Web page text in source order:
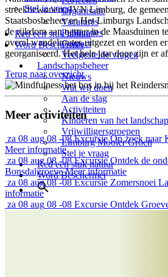
Stel je vraag
Red een stuk natuur
Word Beschermer
Organisatie
Vacatures
Publicaties
Contact
Veelgestelde vragen
Landschapsbeheer
Nieuws
Wat wij doen
Aan de slag
Activiteiten
Kinderen van het landschap
Vrijwilligersgroepen
Limburg Mooier Groen
Stel je vraag
Red een stuk natuur
Word Beschermer
streekbewoners, IVN Limburg, de
Staatsbosbeheer en Het Limburgs
de rijkdom aan natuur in de Maasduinen
overal wandelroutes uitgezet en worden
georganiseerd. Het hele jaar door zijn er
Terug naar overzicht
Meer activiteiten
za 08 aug 08 -08 ExcursieOp zoek naar
Meer informatie
za 08 aug 08 -08 ExcursieOntdek de
BonsdalgroeveMeer informatie
za 08 aug 08 -08 Excursie Zomersnoei
informatie
za 08 aug 08 -08 Excursie Ontdek